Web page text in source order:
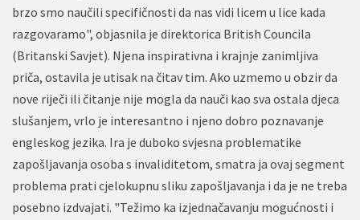
brzo smo naučili specifičnosti da nas vidi licem u lice kada
razgovaramo", objasnila je direktorica British Councila
(Britanski Savjet). Njena inspirativna i krajnje zanimljiva
priča, ostavila je utisak na čitav tim. Ako uzmemo u obzir da
nove riječi ili čitanje nije mogla da nauči kao sva ostala djeca
slušanjem, vrlo je interesantno i njeno dobro poznavanje
engleskog jezika. Ira je duboko svjesna problematike
zapošljavanja osoba s invaliditetom, smatra ja ovaj segment
problema prati cjelokupnu sliku zapošljavanja i da je ne treba
posebno izdvajati. "Težimo ka izjednačavanju mogućnosti i